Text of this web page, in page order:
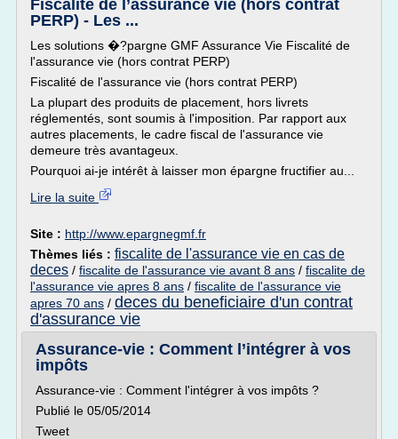
Fiscalité de l’assurance vie (hors contrat
PERP) - Les ...
Les solutions �?pargne GMF Assurance Vie Fiscalité de
l'assurance vie (hors contrat PERP)
Fiscalité de l'assurance vie (hors contrat PERP)
La plupart des produits de placement, hors livrets
réglementés, sont soumis à l'imposition. Par rapport aux
autres placements, le cadre fiscal de l'assurance vie
demeure très avantageux.
Pourquoi ai-je intérêt à laisser mon épargne fructifier au...
Lire la suite
Site : http://www.epargnegmf.fr
Thèmes liés : fiscalite de l'assurance vie en cas de
deces / fiscalite de l'assurance vie avant 8 ans / fiscalite de
l'assurance vie apres 8 ans / fiscalite de l'assurance vie
apres 70 ans / deces du beneficiaire d'un contrat
d'assurance vie
Assurance-vie : Comment l’intégrer à vos
impôts
Assurance-vie : Comment l'intégrer à vos impôts ?
Publié le 05/05/2014
Tweet